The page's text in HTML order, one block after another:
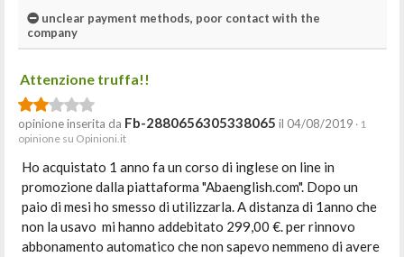
unclear payment methods, poor contact with the
company
Attenzione truffa!!
opinione inserita da Fb-2880656305338065 il 04/08/2019 · 1
opinione su Opinioni.it
Ho acquistato 1 anno fa un corso di inglese on line in
promozione dalla piattaforma "Abaenglish.com". Dopo un
paio di mesi ho smesso di utilizzarla. A distanza di 1anno che
non la usavo mi hanno addebitato 299,00 €. per rinnovo
abbonamento automatico che non sapevo nemmeno di avere